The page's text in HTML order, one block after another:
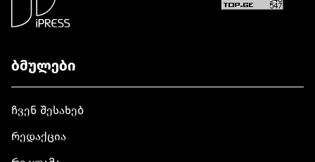
ბმულები
ჩვენ შესახებ
რედაქცია